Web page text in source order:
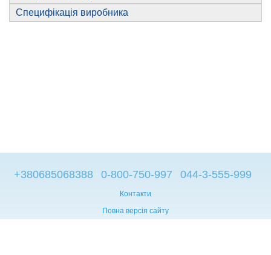
Специфікація виробника
+380685068388 0-800-750-997 044-3-555-999
Контакти
Повна версія сайту